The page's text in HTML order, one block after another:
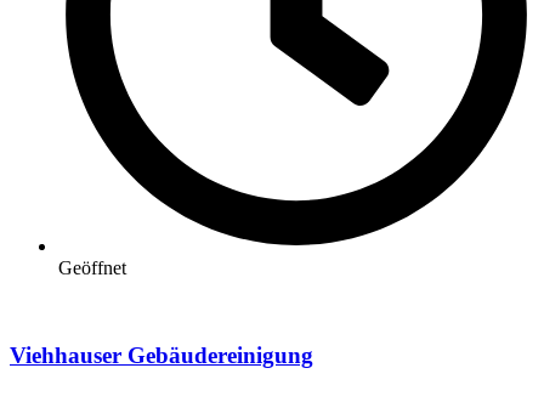
Geöffnet
Viehhauser Gebäudereinigung